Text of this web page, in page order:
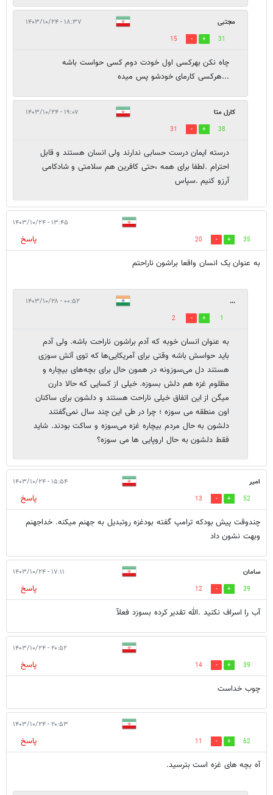
مجتبی ۱۸:۳۷ - ۱۴۰۳/۱۰/۲۴
31
15
چاه نکن بهرکسی اول خودت دوم کسی حواست باشه
...هرکسی کارمای خودشو پس میده
کارل متا ۱۹:۰۷ - ۱۴۰۳/۱۰/۲۴
38
31
درسته ایمان درست حسابی ندارند ولی انسان هستند و قابل
احترام .لطفا برای همه ،حتی کافرین هم سلامتی و شادکامی
آرزو کنیم .سپاس
۱۳:۴۵ - ۱۴۰۳/۱۰/۲۴
35
20
پاسخ
به عنوان یک انسان واقعا براشون ناراحتم
... ۰۰:۵۲ - ۱۴۰۳/۱۰/۲۸
1
2
به عنوان انسان خوبه که آدم براشون ناراحت باشه. ولی آدم
باید حواسش باشه وقتی برای آمریکایی‌ها که توی آتش سوزی
هستند دل می‌سوزونه در همون حال برای بچه‌های بیچاره و
مظلوم غزه هم دلش بسوزه. خیلی از کسایی که حالا دارن
میگن از این اتفاق خیلی ناراحت هستند و دلشون برای ساکنان
اون منطقه می سوزه ؛ چرا در طی این چند سال نمی‌گفتند
دلشون به حال مردم بیچاره غزه می‌سوزه و ساکت بودند. شاید
فقط دلشون به حال اروپایی ها می سوزه؟
امیر ۱۵:۵۴ - ۱۴۰۳/۱۰/۲۴
52
13
پاسخ
چندوقت پیش بودکه ترامپ گفته بودغزه روتبدیل به جهنم میکنه. خداجهنم
وبهت نشون داد
سامان ۱۷:۱۱ - ۱۴۰۳/۱۰/۲۴
39
12
پاسخ
آب را اسراف نکنید .الله تقدیر کرده بسوزد فعلآ
۲۰:۵۲ - ۱۴۰۳/۱۰/۲۴
39
14
پاسخ
چوب خداست
۲۰:۵۳ - ۱۴۰۳/۱۰/۲۴
62
11
پاسخ
آه بچه های غزه است بترسید.